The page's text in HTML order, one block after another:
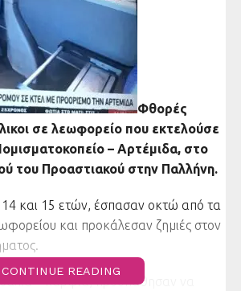
Φθορές
σε λεωφορείο που εκτελούσε
– Αρτέμιδα, στο
του Προαστιακού στην Παλλήνη.
14 και 15 ετών, έσπασαν οκτώ από τα
και προκάλεσαν ζημιές στον
– καρφιά, προσπάθησαν να
CONTINUE READING